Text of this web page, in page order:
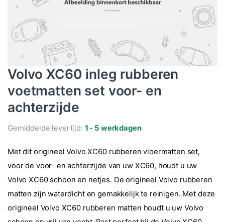
Volvo XC60 inleg rubberen
voetmatten set voor- en
achterzijde
Gemiddelde levertijd: 1 - 5 werkdagen
Met dit origineel Volvo XC60 rubberen vloermatten set,
voor de voor- en achterzijde van uw XC60, houdt u uw
Volvo XC60 schoon en netjes. De origineel Volvo rubberen
matten zijn waterdicht en gemakkelijk te reinigen. Met deze
origineel Volvo XC60 rubberen matten houdt u uw Volvo